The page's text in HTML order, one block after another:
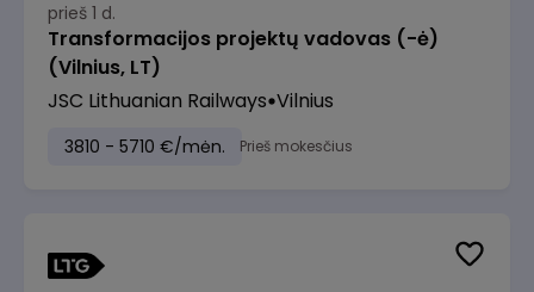
prieš 1 d.
Transformacijos projektų vadovas (-ė)
(Vilnius, LT)
JSC Lithuanian Railways Vilnius
3810 - 5710 €/mėn. Prieš mokesčius